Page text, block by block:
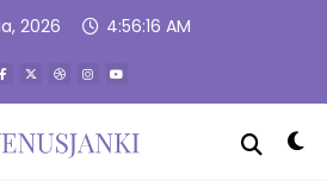
2026 4:56:17 AM